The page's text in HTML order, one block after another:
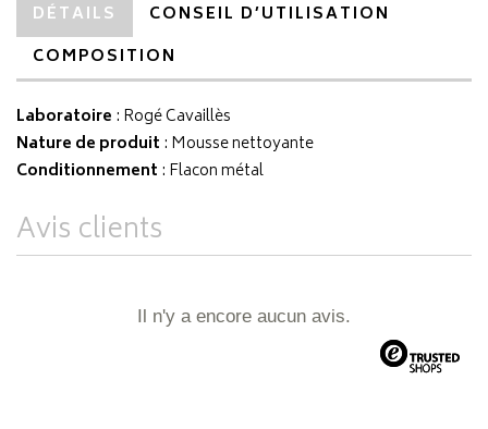
DÉTAILS
CONSEIL D’UTILISATION
COMPOSITION
Laboratoire : Rogé Cavaillès
Nature de produit : Mousse nettoyante
Conditionnement : Flacon métal
Avis clients
Il n'y a encore aucun avis.